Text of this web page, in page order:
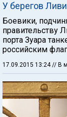
У берегов
Боевики,
правительству
порта Зуара
российским
17.09.2015 13:24// В